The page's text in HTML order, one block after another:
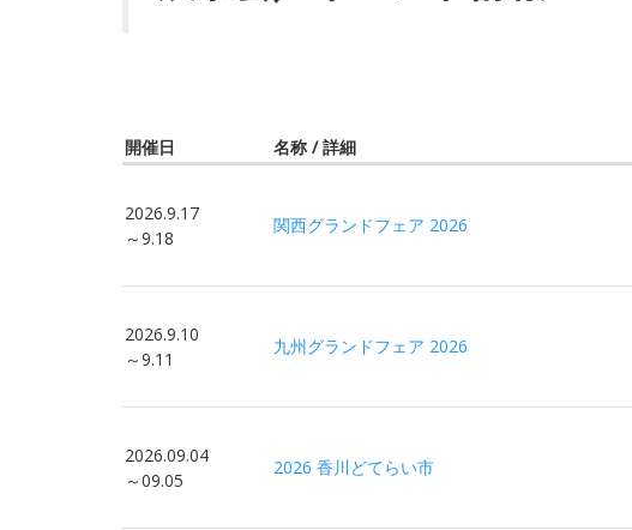
開催日 名称 / 詳細
2026.9.17
～9.18
関西グランドフェア 2026
2026.9.10
～9.11
九州グランドフェア 2026
2026.09.04
～09.05
2026 香川どてらい市